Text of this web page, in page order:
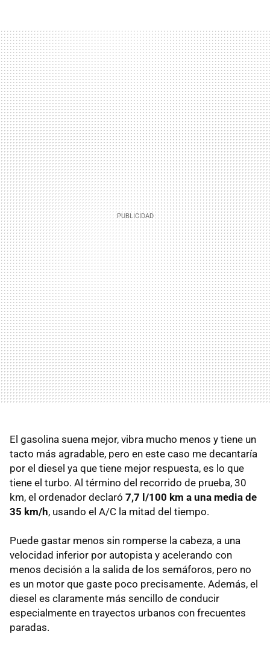
El gasolina suena mejor, vibra mucho menos y tiene un
tacto más agradable, pero en este caso me decantaría
por el diesel ya que tiene mejor respuesta, es lo que
tiene el turbo. Al término del recorrido de prueba, 30
km, el ordenador declaró 7,7 l/100 km a una media de
35 km/h, usando el A/C la mitad del tiempo.
Puede gastar menos sin romperse la cabeza, a una
velocidad inferior por autopista y acelerando con
menos decisión a la salida de los semáforos, pero no
es un motor que gaste poco precisamente. Además, el
diesel es claramente más sencillo de conducir
especialmente en trayectos urbanos con frecuentes
paradas.